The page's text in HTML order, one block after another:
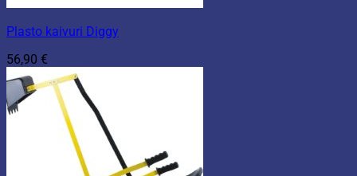
Plasto kaivuri Diggy
56,90 €